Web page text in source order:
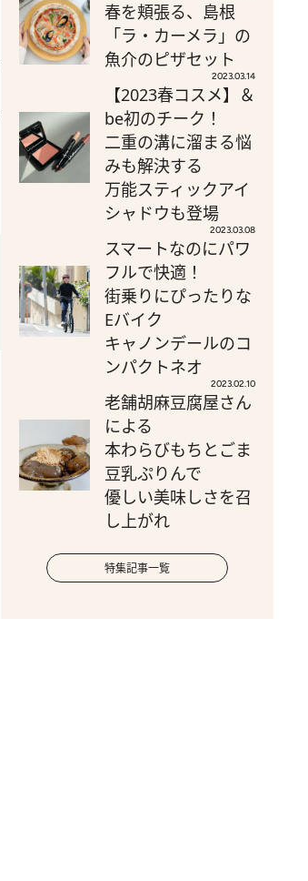
春を頬張る、島根
「ラ・カーメラ」の
魚介のピザセット
2023.03.14
【2023春コスメ】＆
be初のチーク！
二重の溝に溜まる悩
みも解決する
万能スティックアイ
シャドウも登場
2023.03.08
スマートなのにパワ
フルで快適！
街乗りにぴったりな
Eバイク
キャノンデールのコ
ンパクトネオ
2023.02.10
老舗胡麻豆腐屋さん
による
本わらびもちとごま
豆乳ぷりんで
優しい美味しさを召
し上がれ
特集記事一覧